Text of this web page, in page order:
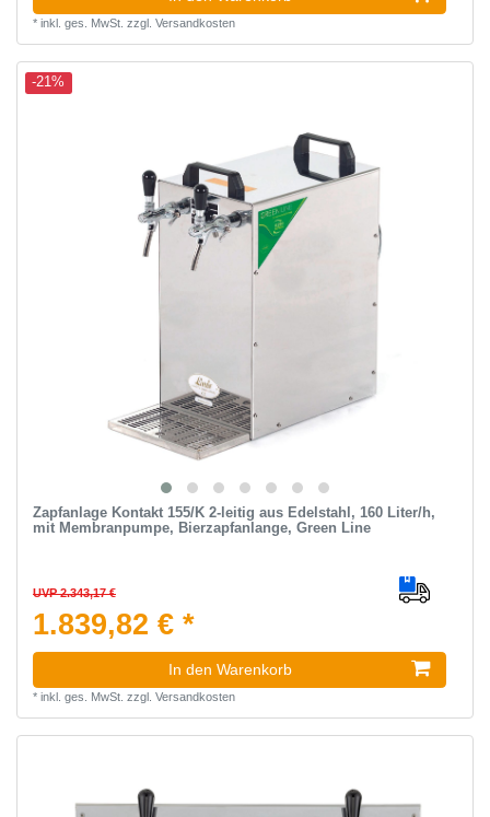
* inkl. ges. MwSt. zzgl. Versandkosten
-21%
Zapfanlage Kontakt 155/K 2-leitig aus Edelstahl, 160 Liter/h,
mit Membranpumpe, Bierzapfanlange, Green Line
UVP 2.343,17 €
1.839,82 € *
In den Warenkorb
* inkl. ges. MwSt. zzgl. Versandkosten